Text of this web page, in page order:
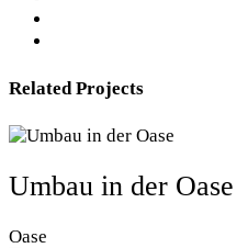
Related Projects
Umbau in der Oase
Oase